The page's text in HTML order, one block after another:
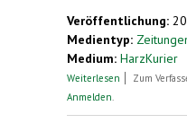
Veröffentlichung:
Medientyp:
Medium: HarzKurier
Weiterlesen überZum
Anmelden